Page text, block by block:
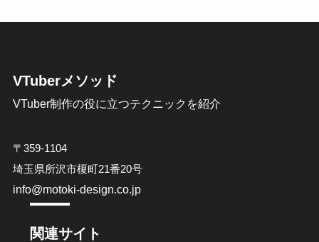
VTuberメソッド
VTuber制作の役に立つテクニックを紹介
〒359-1104
埼玉県所沢市榎町21番20号
info@motoki-design.co.jp
関連サイト